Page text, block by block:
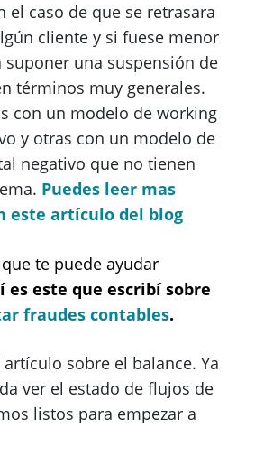
el caso de que se retrasara
cliente y si fuese menor
suponer una suspensión de
términos muy generales.
con un modelo de working
y otras con un modelo de
negativo que no tienen
Puedes leer mas
este artículo del blog
te puede ayudar
es este que escribí sobre
fraudes contables.
sobre el balance. Ya
ver el estado de flujos de
listos para empezar a